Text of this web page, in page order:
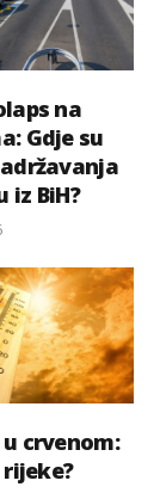
na
Gdje su
iz BiH?
crvenom:
rijeke?